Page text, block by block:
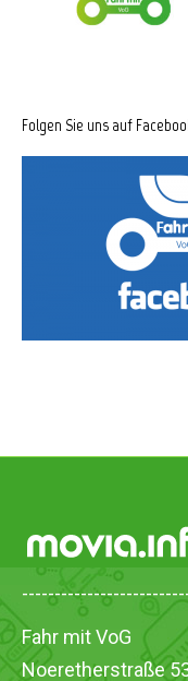
Folgen Sie uns auf
Fahr mit VoG
Noeretherstraße